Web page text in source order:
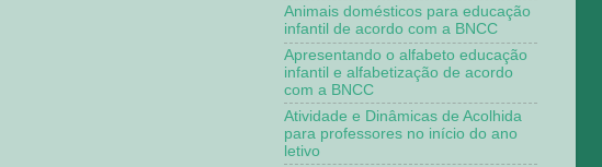
Animais domésticos para educação
infantil de acordo com a BNCC
Apresentando o alfabeto educação
infantil e alfabetização de acordo
com a BNCC
Atividade e Dinâmicas de Acolhida
para professores no início do ano
letivo